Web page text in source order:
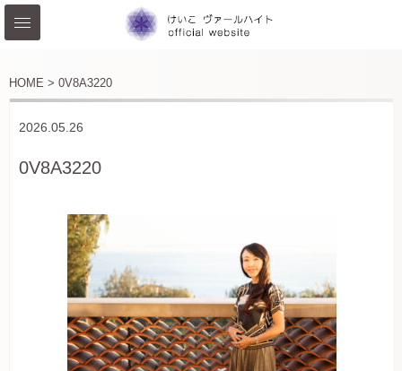
HOME > 0V8A3220
2026.05.26
0V8A3220